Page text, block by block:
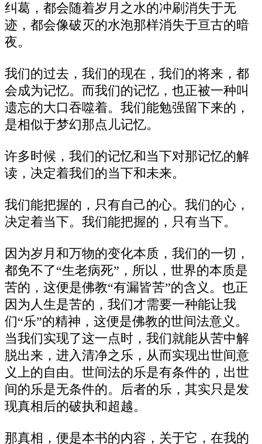
纠葛，都会随着岁月之水的冲刷消失于无
迹，都会像破灭的水泡那样消失于亘古的暗
夜。
我们的过去，我们的现在，我们的将来，都
会成为记忆。而我们的记忆，也正被一种叫
遗忘的大口吞噬着。我们能勉强留下来的，
是相似于梦幻那点儿记忆。
许多时候，我们的记忆和当下对那记忆的解
读，决定着我们的当下和未来。
我们能把握的，只有自己的心。我们的心，
决定着当下。我们能把握的，只有当下。
因为岁月和万物的变化本质，我们的一切，
都免不了“生老病死”，所以，世界的本质是
苦的，这便是佛教“有漏皆苦”的含义。也正
因为人生是苦的，我们才需要一种能让我
们“乐”的精神，这便是佛教的世间法意义。
当我们实现了这一点时，我们就能从苦中解
脱出来，进入清净之乐，从而实现出世间意
义上的自由。世间法的乐是有条件的，出世
间的乐是无条件的。后者的乐，其实只是发
现真相后的破执和超越。
那真相，便是本书的内容，关于它，在我的